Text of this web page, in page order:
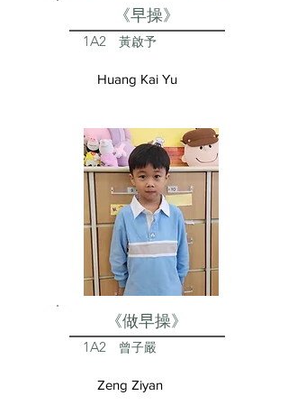
《早操》
1A2 黃啟予
Huang Kai Yu
《做早操》
1A2 曾子嚴
Zeng Ziyan